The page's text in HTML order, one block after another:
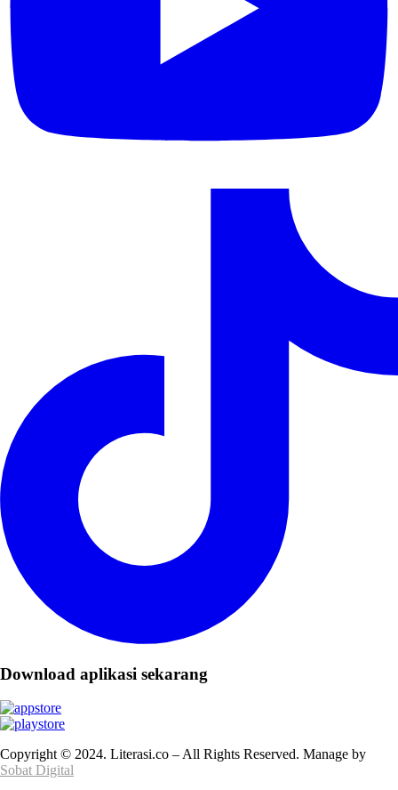
Download aplikasi sekarang
Copyright © 2024. Literasi.co – All Rights Reserved. Manage by
Sobat Digital